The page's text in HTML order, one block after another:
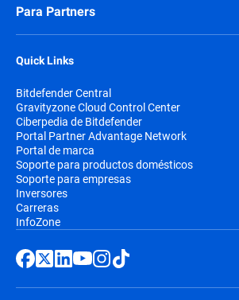
Para Partners
Quick Links
Bitdefender Central
Gravityzone Cloud Control Center
Ciberpedia de Bitdefender
Portal Partner Advantage Network
Portal de marca
Soporte para productos domésticos
Soporte para empresas
Inversores
Carreras
InfoZone